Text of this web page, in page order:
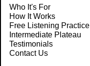
Who It's For
How It Works
Free Listening Practice
Intermediate Plateau
Testimonials
Contact Us